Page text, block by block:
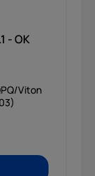
- OK
Viton